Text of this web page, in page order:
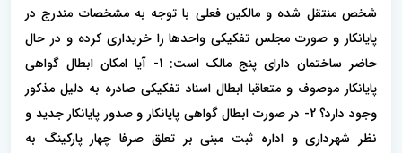
شخص منتقل شده و مالکین فعلی با توجه به مشخصات مندرج در
پایانکار و صورت مجلس تفکیکی واحدها را خریداری کرده و در حال
حاضر ساختمان دارای پنج مالک است: 1- آیا امکان ابطال گواهی
پایانکار موصوف و متعاقبا ابطال اسناد تفکیکی صادره به دلیل مذکور
وجود دارد؟ 2- در صورت ابطال گواهی پایانکار و صدور پایانکار جدید و
نظر شهرداری و اداره ثبت مبنی بر تعلق صرفا چهار پارکینگ به